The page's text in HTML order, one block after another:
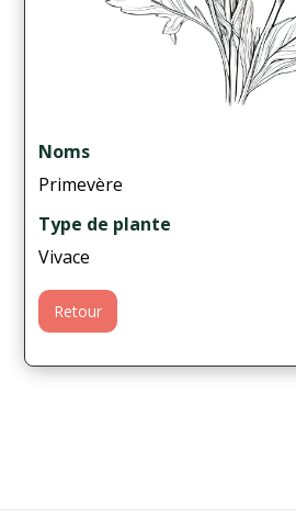
Noms
Primevère
Type de plante
Vivace
Retour